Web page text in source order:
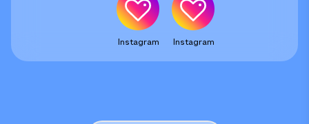
Instagram Instagram